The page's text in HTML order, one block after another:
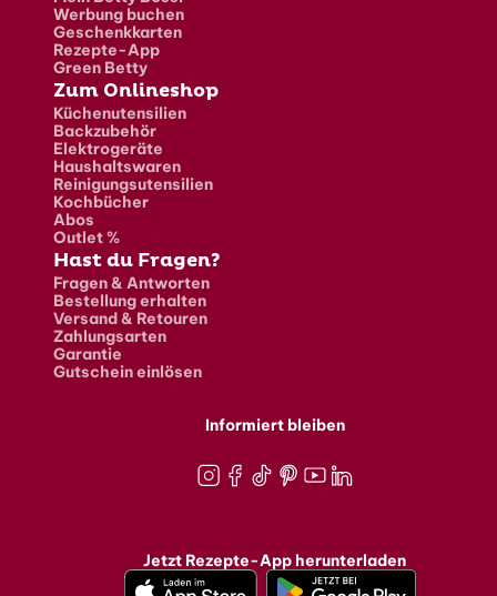
Werbung buchen
Geschenkkarten
Rezepte-App
Green Betty
Zum Onlineshop
Küchenutensilien
Backzubehör
Elektrogeräte
Haushaltswaren
Reinigungsutensilien
Kochbücher
Abos
Outlet %
Hast du Fragen?
Fragen & Antworten
Bestellung erhalten
Versand & Retouren
Zahlungsarten
Garantie
Gutschein einlösen
Informiert bleiben
Jetzt Rezepte-App herunterladen